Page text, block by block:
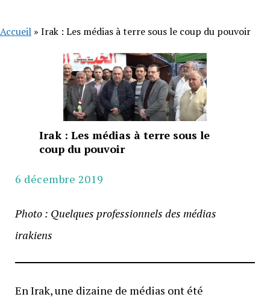
Accueil » Irak : Les médias à terre sous le coup du pouvoir
Irak : Les médias à terre sous le
coup du pouvoir
6 décembre 2019
Photo : Quelques professionnels des médias
irakiens
En Irak, une dizaine de médias ont été